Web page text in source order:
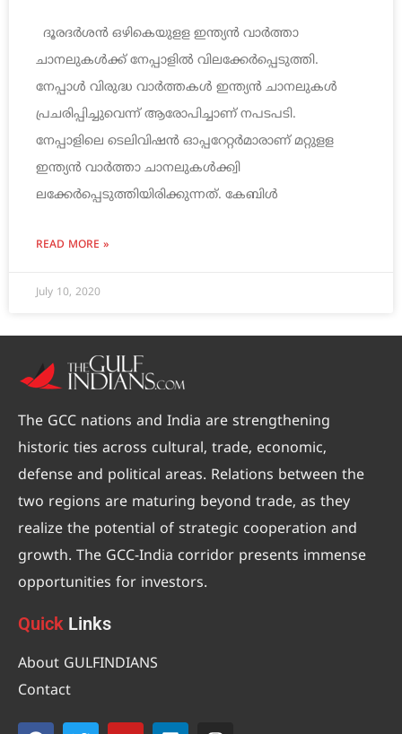
ദൂരദര്‍ശന്‍ ഒഴികെയുളള ഇന്ത്യന്‍ വാര്‍ത്താ
ചാനലുകള്‍ക്ക് നേപ്പാളില്‍ വിലക്കേര്‍പ്പെടുത്തി.
നേപ്പാള്‍ വിരുദ്ധ വാര്‍ത്തകള്‍ ഇന്ത്യന്‍ ചാനലുകള്‍
പ്രചരിപ്പിച്ചുവെന്ന് ആരോപിച്ചാണ് നപടപടി.
നേപ്പാളിലെ ടെലിവിഷന്‍ ഓപ്പറേറ്റര്‍മാരാണ് മറ്റുളള
ഇന്ത്യന്‍ വാര്‍ത്താ ചാനലുകള്‍ക്ക്വി
ലക്കേര്‍പ്പെടുത്തിയിരിക്കുന്നത്. കേബിള്‍
READ MORE »
July 10, 2020
The GCC nations and India are strengthening
historic ties across cultural, trade, economic,
defense and political areas. Relations between the
two regions are maturing beyond trade, as they
realize the potential of strategic cooperation and
growth. The GCC-India corridor presents immense
opportunities for investors.
Quick Links
About GULFINDIANS
Contact